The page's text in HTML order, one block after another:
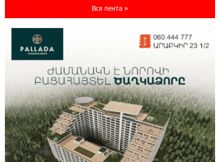
нибудь это поймёт и рядовой армянин, но
армян против Эрдогана, то что для него
значит сам Геноцид?
17:16:14 30-07-2026
ВТБ (Армения): вклад «Стабильный» — до
10% годовых и оформление в мобильном
приложении
17:03:49 30-07-2026
Вся лента »